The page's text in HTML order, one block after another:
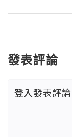
發表評論
登入發表評論